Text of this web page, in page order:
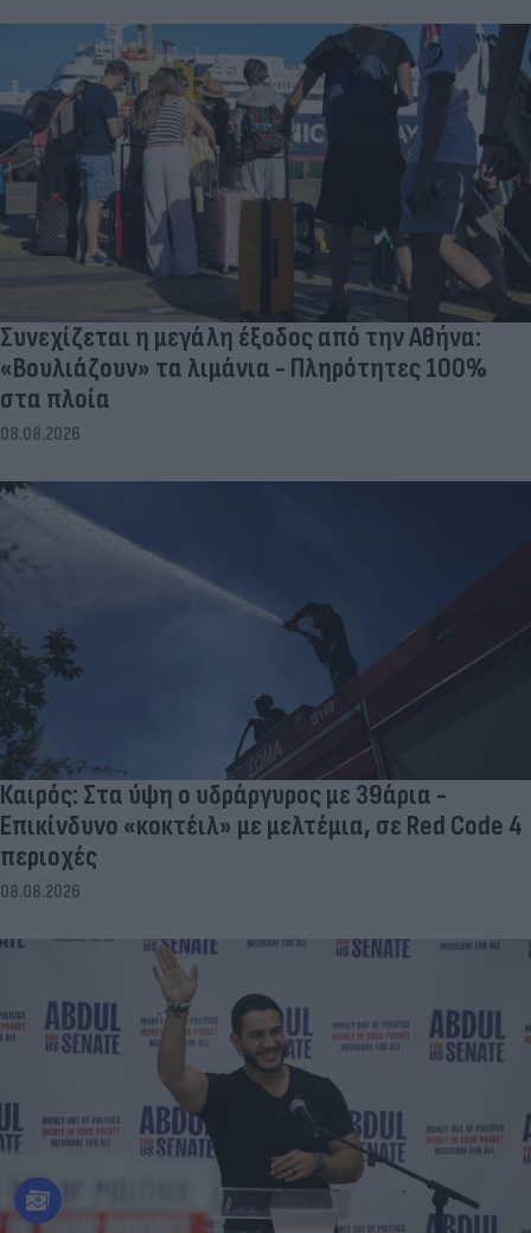
Συνεχίζεται η μεγάλη έξοδος από την Αθήνα:
«Βουλιάζουν» τα λιμάνια - Πληρότητες 100%
στα πλοία
08.08.2026
Καιρός: Στα ύψη ο υδράργυρος με 39άρια -
Επικίνδυνο «κοκτέιλ» με μελτέμια, σε Red Code 4
περιοχές
08.08.2026